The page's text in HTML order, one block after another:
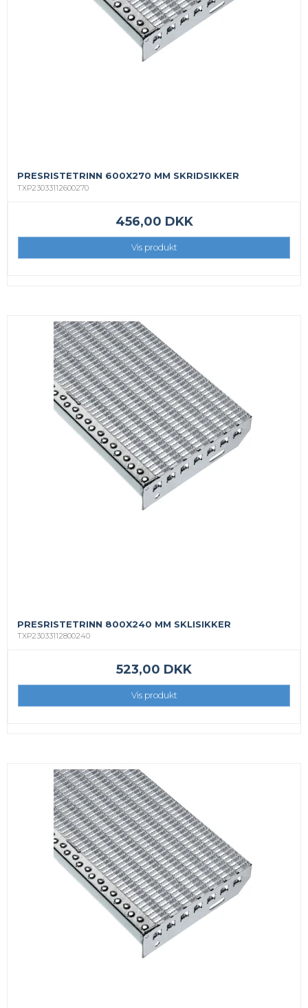
PRESRISTETRINN 600X270 MM SKRIDSIKKER
TXP23033112600270
456,00 DKK
Vis produkt
PRESRISTETRINN 800X240 MM SKLISIKKER
TXP23033112800240
523,00 DKK
Vis produkt